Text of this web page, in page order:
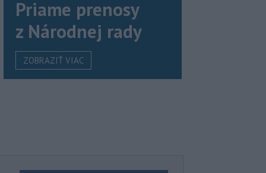
Priame prenosy
z Národnej rady
ZOBRAZIŤ VIAC